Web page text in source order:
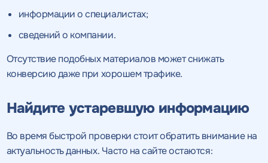
информации о специалистах;
сведений о компании.
Отсутствие подобных материалов может снижать
конверсию даже при хорошем трафике.
Найдите устаревшую информацию
Во время быстрой проверки стоит обратить внимание на
актуальность данных. Часто на сайте остаются:
Нажимая на кнопку, "Отправить" вы даете согласиена
обработку персональных данных и соглашаетесь c
ОТПРАВИТЬ
спецпредложению